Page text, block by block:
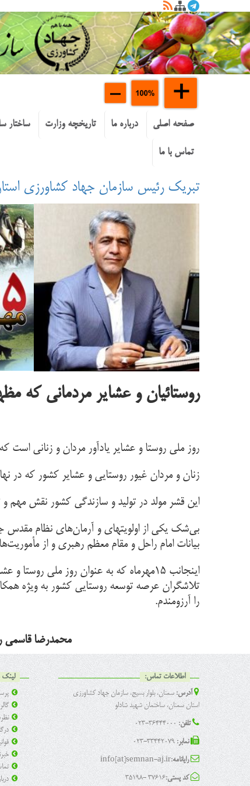
صفحه اصلی درباره ما تاریخچه وزارت ساختار
تماس با ما
تبریک رئیس سازمان جهاد کشاورزی
روستائیان و عشایر مردمانی که
روز ملی روستا و عشایر یادآور مردان و زنانی
زنان و مردان غیور روستایی و عشایر کشور که
این قشر مولد در تولید و سازندگی کشور نقش مهم و
بی‌شک یکی از اولویتهای و آرمان‌های نظام مقدس
بیانات امام راحل و مقام معظم رهبری و از
اینجانب ۱۵مهرماه که به عنوان روز
تلاشگران عرصه توسعه روستایی کشور به ویژه
را آرزومندم.
محمدرضا قاسمی
اطلاعات تماس:
آدرس:سمنان، بلوار بسیج، سازمان جهاد کشاورزی
استان سمنان، ساختمان شهید شادلو
تلفن: 36444000-023
نمابر: 33442079-023
رایانامه:info[at]semnan-aj.ir
کد پستی:37616 -35198
لینک